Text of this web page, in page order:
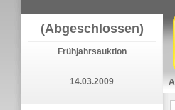
(Abgeschlossen)
Frühjahrsauktion
14.03.2009